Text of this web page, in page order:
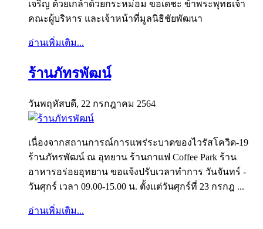
เจริญ ด้วยเกล้าด้วยกระหม่อม ขอเดชะ ข้าพระพุทธเจ้า
คณะผู้บริหาร และเจ้าหน้าที่มูลนิธิชัยพัฒนา
อ่านเพิ่มเติม...
ร้านภัทรพัฒน์
วันพฤหัสบดี, 22 กรกฎาคม 2564
เนื่องจากสถานการณ์การแพร่ระบาดของไวรัสโควิด-19
ร้านภัทรพัฒน์ ณ อุทยาน ร้านกาแฟ Coffee Park ร้าน
อาหารอร่อยอุทยาน ขอแจ้งปรับเวลาทำการ วันจันทร์ -
วันศุกร์ เวลา 09.00-15.00 น. ตั้งแต่วันศุกร์ที่ 23 กรกฎ ...
อ่านเพิ่มเติม...